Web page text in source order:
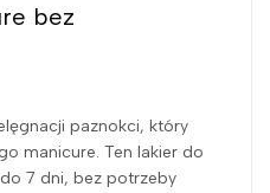
bez
paznokci, który
manicure. Ten lakier do
7 dni, bez potrzeby